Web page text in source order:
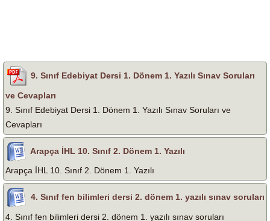
9. Sınıf Edebiyat Dersi 1. Dönem 1. Yazılı Sınav Soruları
ve Cevapları
9. Sınıf Edebiyat Dersi 1. Dönem 1. Yazılı Sınav Soruları ve
Cevapları
Arapça İHL 10. Sınıf 2. Dönem 1. Yazılı
Arapça İHL 10. Sınıf 2. Dönem 1. Yazılı
4. Sınıf fen bilimleri dersi 2. dönem 1. yazılı sınav soruları
4. Sınıf fen bilimleri dersi 2. dönem 1. yazılı sınav soruları